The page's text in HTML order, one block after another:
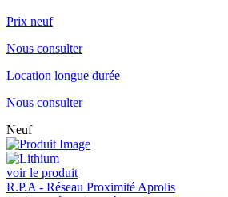
Prix neuf
Nous consulter
Location longue durée
Nous consulter
Neuf
voir le produit
R.P.A - Réseau Proximité Aprolis